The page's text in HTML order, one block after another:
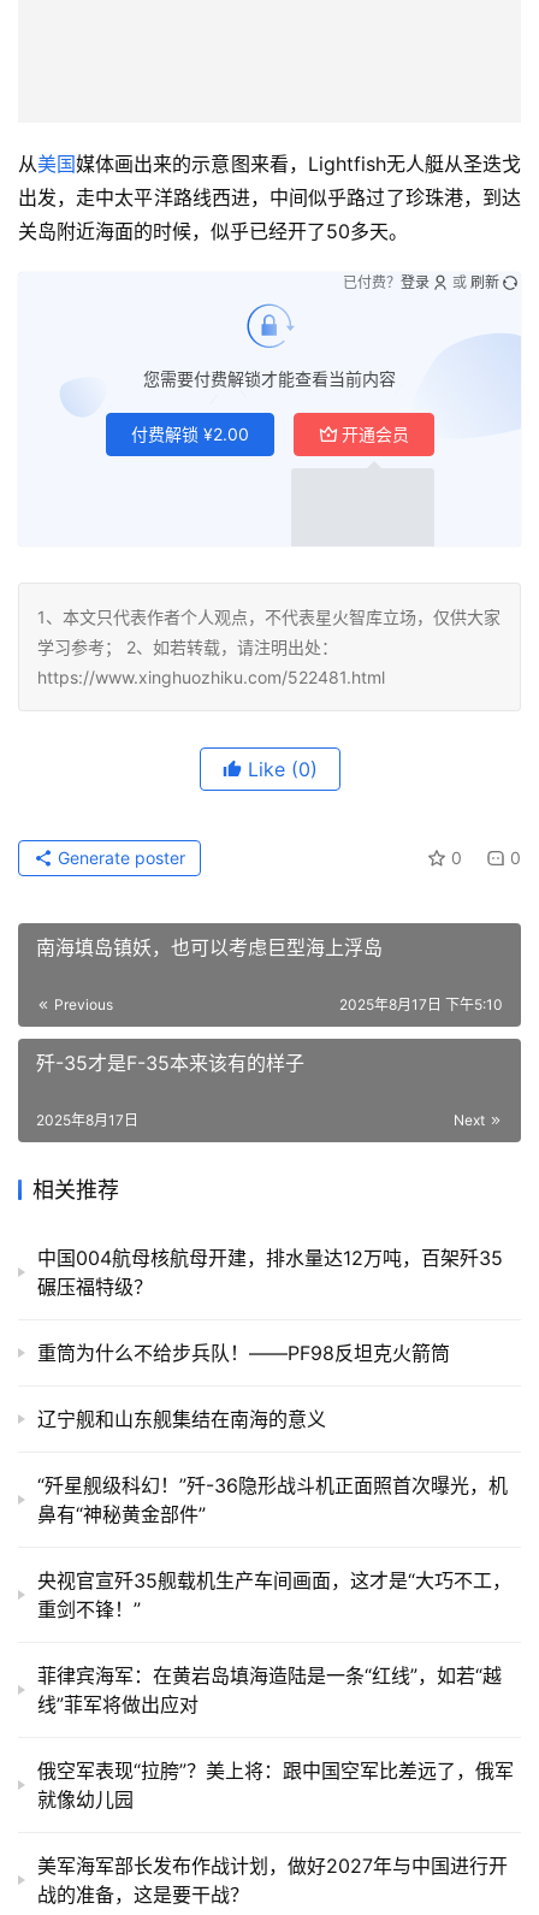
从美国媒体画出来的示意图来看，Lightfish无人艇从圣迭戈
出发，走中太平洋路线西进，中间似乎路过了珍珠港，到达
关岛附近海面的时候，似乎已经开了50多天。
您需要付费解锁才能查看当前内容
付费解锁 ¥2.00 开通会员
已付费？ 登录 或 刷新
1、本文只代表作者个人观点，不代表星火智库立场，仅供大家
学习参考； 2、如若转载，请注明出处：
https://www.xinghuozhiku.com/522481.html
Like (0)
0 0
Generate poster
南海填岛镇妖，也可以考虑巨型海上浮岛
Previous 2025年8月17日 下午5:10
歼-35才是F-35本来该有的样子
Next
2025年8月17日
相关推荐
中国004航母核航母开建，排水量达12万吨，百架歼35
碾压福特级？​
重筒为什么不给步兵队！——PF98反坦克火箭筒
辽宁舰和山东舰集结在南海的意义
“歼星舰级科幻！”歼-36隐形战斗机正面照首次曝光，机
鼻有“神秘黄金部件”
央视官宣歼35舰载机生产车间画面，这才是“大巧不工，
重剑不锋！”
菲律宾海军：在黄岩岛填海造陆是一条“红线”，如若“越
线”菲军将做出应对
俄空军表现“拉胯”？美上将：跟中国空军比差远了，俄军
就像幼儿园
美军海军部长发布作战计划，做好2027年与中国进行开
战的准备，这是要干战？